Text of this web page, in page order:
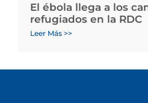
El ébola llega a los
refugiados en la RDC
Leer Más >>